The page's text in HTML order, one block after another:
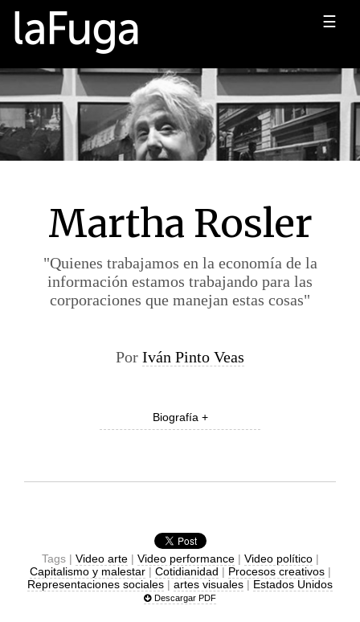
☰
Martha Rosler
"Quienes trabajamos en la economía de la
información estamos trabajando para las
corporaciones que manejan estas cosas"
Por Iván Pinto Veas
Biografía +
Tags | Video arte| Video performance| Video político|
Capitalismo y malestar| Cotidianidad | Procesos creativos|
Representaciones sociales | artes visuales | Estados Unidos
Descargar PDF